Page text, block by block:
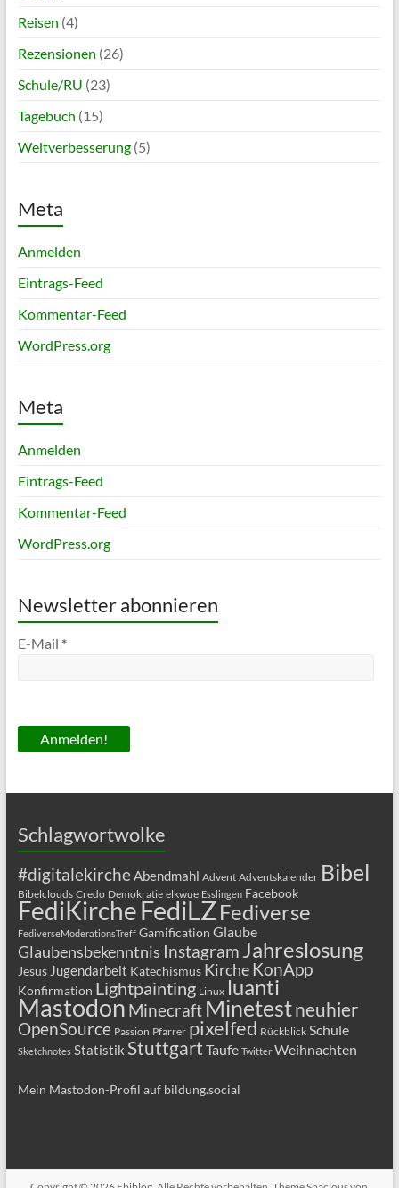
Reisen (4)
Rezensionen (26)
Schule/RU (23)
Tagebuch (15)
Weltverbesserung(5)
Meta
Anmelden
Eintrags-Feed
Kommentar-Feed
WordPress.org
Meta
Anmelden
Eintrags-Feed
Kommentar-Feed
WordPress.org
Newsletter abonnieren
E-Mail *
Schlagwortwolke
#digitalekircheAbendmahl Advent Adventskalender Bibel
Bibelclouds Credo Demokratie elkwue Esslingen Facebook
FediKircheFediLZ Fediverse
FediverseModerationsTreff Gamification Glaube
Glaubensbekenntnis Instagram Jahreslosung
Jesus Jugendarbeit Katechismus KircheKonApp
Konfirmation Lightpainting Linux luanti
Mastodon Minecraft Minetestneuhier
OpenSource Passion Pfarrer pixelfed Rückblick Schule
Sketchnotes Statistik Stuttgart Taufe Twitter Weihnachten
Mein Mastodon-Profil auf bildung.social